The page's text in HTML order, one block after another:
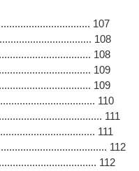
107
108
108
109
109
110
111
111
112
112